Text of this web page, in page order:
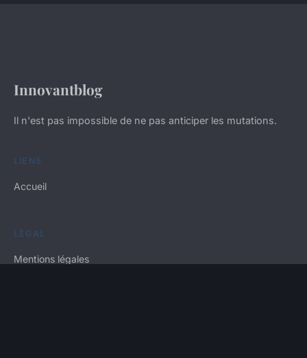
Innovantblog
Il n'est pas impossible de ne pas anticiper les mutations.
LIENS
Accueil
LÉGAL
Mentions légales